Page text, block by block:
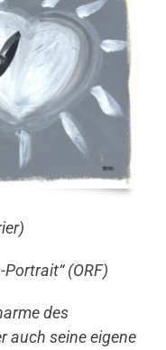
(ORF)
des
auch seine eigene